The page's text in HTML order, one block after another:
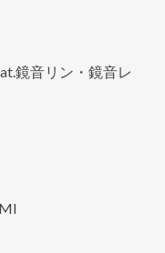
鏡音リン・鏡音レ